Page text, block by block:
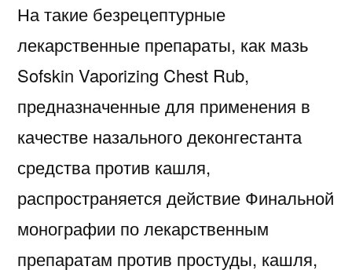
На такие безрецептурные
лекарственные препараты, как мазь
Sofskin Vaporizing Chest Rub,
предназначенные для применения в
качестве назального деконгестанта
средства против кашля,
распространяется действие Финальной
монографии по лекарственным
препаратам против простуды, кашля,